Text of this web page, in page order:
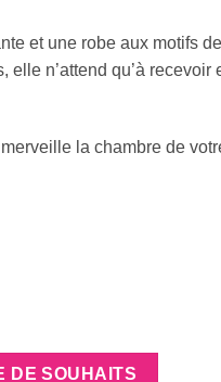
et une robe aux motifs
n’attend qu’à
la chambre de
DE SOUHAITS